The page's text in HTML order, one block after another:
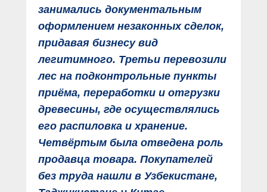
занимались документальным
оформлением незаконных сделок,
придавая бизнесу вид
легитимного. Третьи перевозили
лес на подконтрольные пункты
приёма, переработки и отгрузки
древесины, где осуществлялись
его распиловка и хранение.
Четвёртым была отведена роль
продавца товара. Покупателей
без труда нашли в Узбекистане,